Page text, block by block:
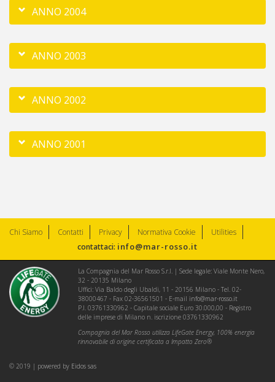
ANNO 2004
ANNO 2003
ANNO 2002
ANNO 2001
Chi Siamo Contatti Privacy Normativa Cookie
Utilities
contattaci: info@mar-rosso.it
La Compagnia del Mar Rosso S.r.l. | Sede legale: Viale Monte Nero,
32 - 20135 Milano
Uffici: Via Baldo degli Ubaldi, 11 - 20156 Milano - Tel. 02-
38000467 - Fax 02-36561501 - E-mail info@mar-rosso.it
P.I. 03761330962 - Capitale sociale Euro 30.000,00 - Registro
delle imprese di Milano n. iscrizione 03761330962
Compagnia del Mar Rosso utilizza LifeGate Energy, 100% energia
rinnovabile di origine certificata a Impatto Zero®
© 2019 | powered by Eidos sas